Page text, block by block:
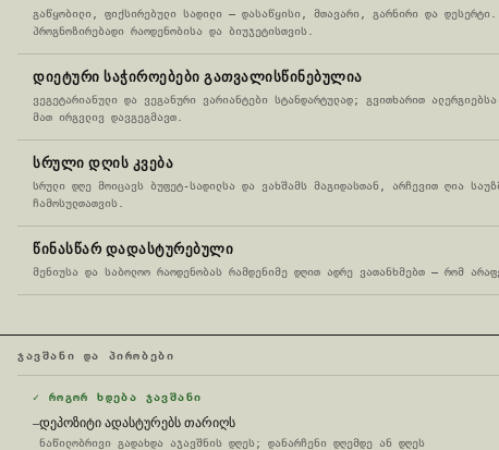
გაწყობილი, ფიქსირებული სადილი — დასაწყისი, მთავარი, გარნირი და დესერტი.
პროგნოზირებადი რაოდენობისა და ბიუჯეტისთვის.
ᲓᲘᲔᲢᲣᲠᲘ ᲡᲐᲭᲘᲠᲝᲔᲑᲔᲑᲘ ᲒᲐᲗᲕᲐᲚᲘᲡᲬᲘᲜᲔᲑᲣᲚᲘᲐ
ვეგეტარიანული და ვეგანური ვარიანტები სტანდარტულად; გვითხარით
მათ ირგვლივ დავგეგმავთ.
ᲡᲠᲣᲚᲘ ᲓᲦᲘᲡ ᲙᲕᲔᲑᲐ
სრული დღე მოიცავს ბუფეტ-სადილსა და ვახშამს მაგიდასთან, არჩევით ღია
ჩამოსულთათვის.
ᲬᲘᲜᲐᲡᲬᲐᲠ ᲓᲐᲓᲐᲡᲢᲣᲠᲔᲑᲣᲚᲘ
მენიუსა და საბოლოო რაოდენობას რამდენიმე დღით ადრე ვათანხმებთ — რომ
ᲯᲐᲕᲨᲐᲜᲘ ᲓᲐ ᲞᲘᲠᲝᲑᲔᲑᲘ
✓ ᲠᲝᲒᲝᲠ ᲮᲓᲔᲑᲐ ᲯᲐᲕᲨᲐᲜᲘ
—დეპოზიტი ადასტურებს თარიღს
ნაწილობრივი გადახდა აჯავშნის დღეს; დანარჩენი დღემდე ან დღეს